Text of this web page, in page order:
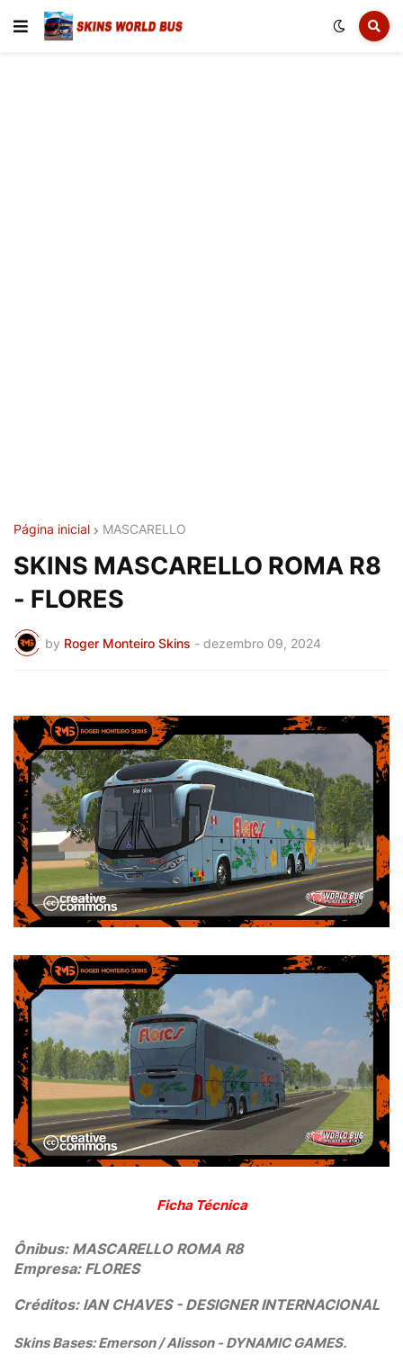
Página inicial MASCARELLO
SKINS MASCARELLO ROMA R8
- FLORES
by Roger Monteiro Skins - dezembro 09, 2024
Ficha Técnica
Ônibus: MASCARELLO ROMA R8
Empresa: FLORES
Créditos: IAN CHAVES- DESIGNER INTERNACIONAL
Skins Bases: Emerson / Alisson - DYNAMIC GAMES.